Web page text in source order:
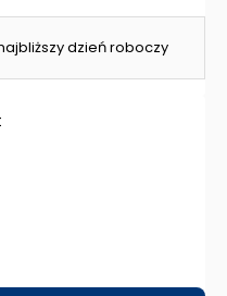
dzień roboczy